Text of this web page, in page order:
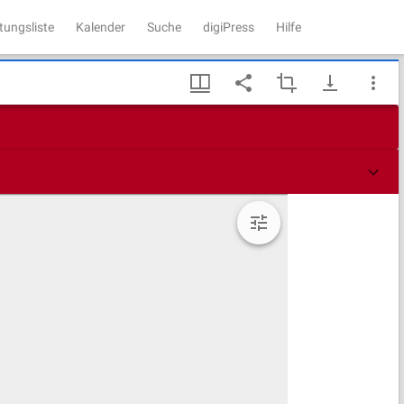
Kalender Suche digiPress Hilfe